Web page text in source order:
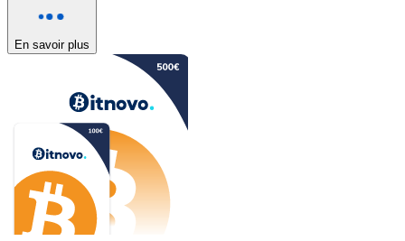
En savoir plus